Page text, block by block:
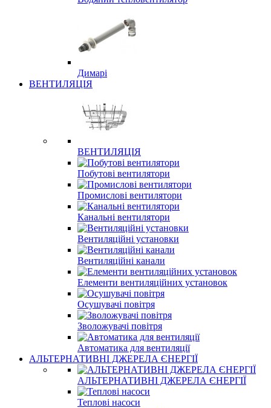
Димарі
ВЕНТИЛЯЦІЯ
ВЕНТИЛЯЦІЯ
Побутові вентилятори
Промислові вентилятори
Канальні вентилятори
Вентиляційні установки
Вентиляційні канали
Елементи вентиляційних установок
Осушувачі повітря
Зволожувачі повітря
Автоматика для вентиляції
АЛЬТЕРНАТИВНІ ДЖЕРЕЛА ЄНЕРГІЇ
АЛЬТЕРНАТИВНІ ДЖЕРЕЛА ЄНЕРГІЇ
Теплові насоси